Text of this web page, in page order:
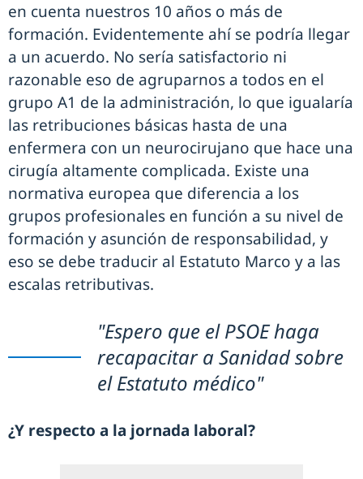
en cuenta nuestros 10 años o más de
formación. Evidentemente ahí se podría llegar
a un acuerdo. No sería satisfactorio ni
razonable eso de agruparnos a todos en el
grupo A1 de la administración, lo que igualaría
las retribuciones básicas hasta de una
enfermera con un neurocirujano que hace una
cirugía altamente complicada. Existe una
normativa europea que diferencia a los
grupos profesionales en función a su nivel de
formación y asunción de responsabilidad, y
eso se debe traducir al Estatuto Marco y a las
escalas retributivas.
"Espero que el PSOE haga
recapacitar a Sanidad sobre
el Estatuto médico"
¿Y respecto a la jornada laboral?